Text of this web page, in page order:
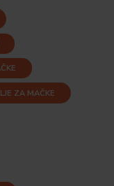
ZA MAČKE